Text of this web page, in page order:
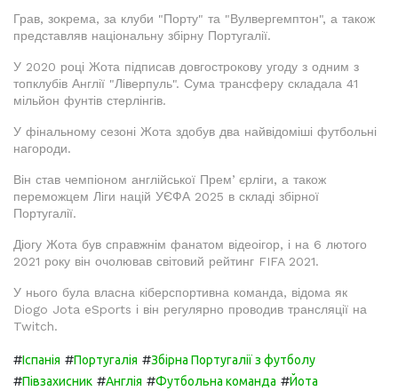
Грав, зокрема, за клуби "Порту" та "Вулвергемптон", а також
представляв національну збірну Португалії.
У 2020 році Жота підписав довгострокову угоду з одним з
топклубів Англії "Ліверпуль". Сума трансферу складала 41
мільйон фунтів стерлінгів.
У фінальному сезоні Жота здобув два найвідоміші футбольні
нагороди.
Він став чемпіоном англійської Премʼєрліги, а також
переможцем Ліги націй УЄФА 2025 в складі збірної
Португалії.
Діогу Жота був справжнім фанатом відеоігор, і на 6 лютого
2021 року він очолював світовий рейтинг FIFA 2021.
У нього була власна кіберспортивна команда, відома як
Diogo Jota eSports і він регулярно проводив трансляції на
Twitch.
#Іспанія #Португалія #Збірна Португалії з футболу
#Півзахисник #Англія #Футбольна команда #Йота